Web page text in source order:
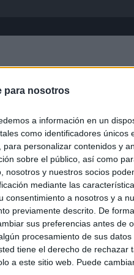
para nosotros
a información en un
como identificadores únicos
personalizar contenidos y
sobre el público, así como
nosotros y nuestros socios
mediante las
consentimiento a nosotros y a
previamente descrito. De
sus preferencias antes de
procesamiento de sus
tiene el derecho de rechazar
a este sitio web. Puede